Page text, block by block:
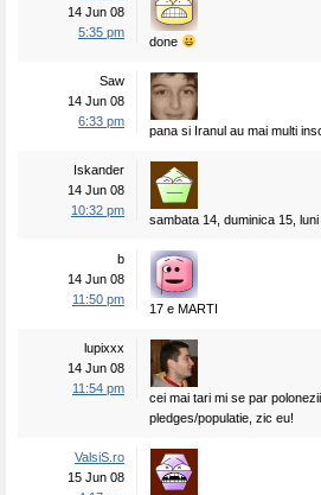
14 Jun 08
5:35 pm
done
Saw
14 Jun 08
6:33 pm
pana si Iranul au mai multi
Iskander
14 Jun 08
10:32 pm
sambata 14, duminica 15,
b
14 Jun 08
11:50 pm
17 e MARTI
lupixxx
14 Jun 08
11:54 pm
cei mai tari mi se par
pledges/populatie, zic eu!
ValsiS.ro
15 Jun 08